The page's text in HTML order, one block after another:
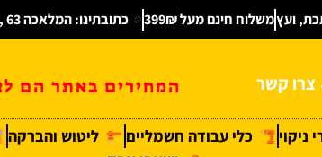
ועץמשלוח חינם מעל 399₪ כתובתינו: המלאכה 63 ,אזור התעשיה חולון
צרו קשר המחירים באתר הם
ניקוי כלי עבודה חשמליים ליטוש והברקה